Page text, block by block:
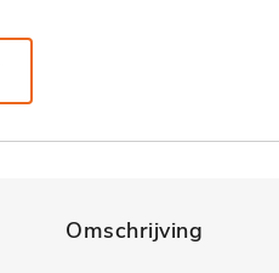
Omschrijving